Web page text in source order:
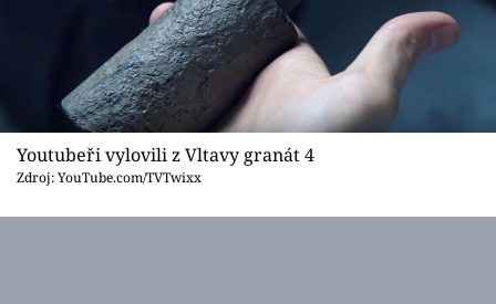
Youtubeři vylovili z Vltavy granát 4
Zdroj: YouTube.com/TVTwixx